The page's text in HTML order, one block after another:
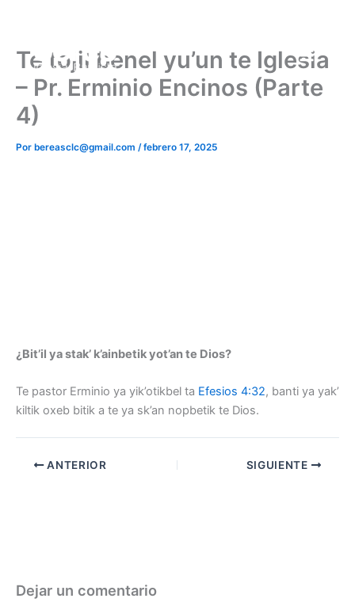
Te tojil benel yu’un te Iglesia
– Pr. Erminio Encinos (Parte
4)
Por bereasclc@gmail.com /febrero 17, 2025
¿Bit’il ya stak’ k’ainbetik yot’an te Dios?
Te pastor Erminio ya yik’otikbel ta Efesios 4:32, banti ya yak’
kiltik oxeb bitik a te ya sk’an nopbetik te Dios.
ANTERIOR SIGUIENTE
Dejar un comentario